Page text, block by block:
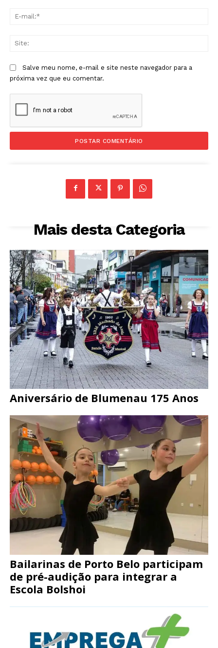
Salve meu nome, e-mail e site neste navegador para a
próxima vez que eu comentar.
Mais desta Categoria
Aniversário de Blumenau 175 Anos
Bailarinas de Porto Belo participam
de pré-audição para integrar a
Escola Bolshoi